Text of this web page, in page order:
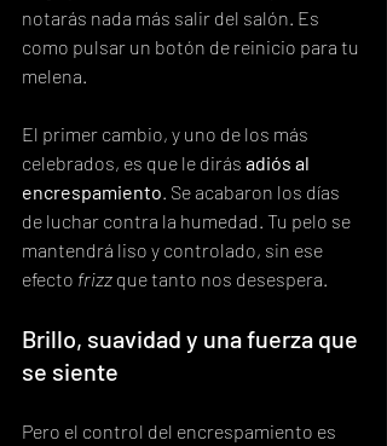
notarás nada más salir del salón. Es
como pulsar un botón de reinicio para tu
melena.
El primer cambio, y uno de los más
celebrados, es que le dirás adiós al
encrespamiento . Se acabaron los días
de luchar contra la humedad. Tu pelo se
mantendrá liso y controlado, sin ese
efecto frizz que tanto nos desespera.
Brillo, suavidad y una fuerza que
se siente
Pero el control del encrespamiento es